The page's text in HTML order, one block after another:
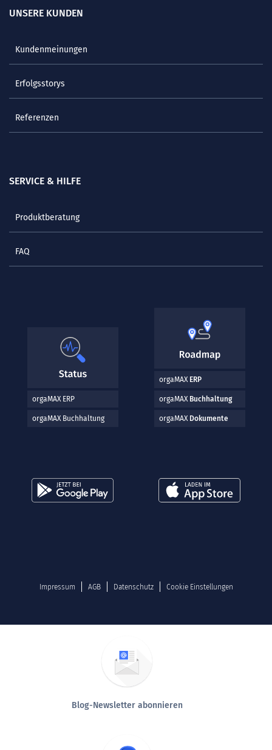
UNSERE KUNDEN
Kundenmeinungen
Erfolgsstorys
Referenzen
SERVICE & HILFE
Produktberatung
FAQ
orgaMAX ERP
orgaMAX Buchhaltung
orgaMAX ERP
orgaMAX Buchhaltung
orgaMAX Dokumente
Impressum AGB Datenschutz Cookie Einstellungen
Blog-Newsletter abonnieren